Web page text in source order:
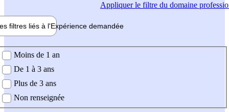
Appliquerle filtre du domaine
filtres liés à l'Expérience demandée
demandée
Moins de 1 an
De 1 à 3 ans
Plus de 3 ans
Non renseignée